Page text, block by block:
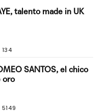
talento made in UK
134
SANTOS, el chico
oro
5149